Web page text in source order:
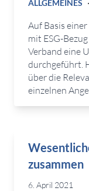
ALLGEMEINES
Auf Basis
mit ESG-
Verband eine
durchgeführt.
über die
einzelnen
zusammen
6. April 2021